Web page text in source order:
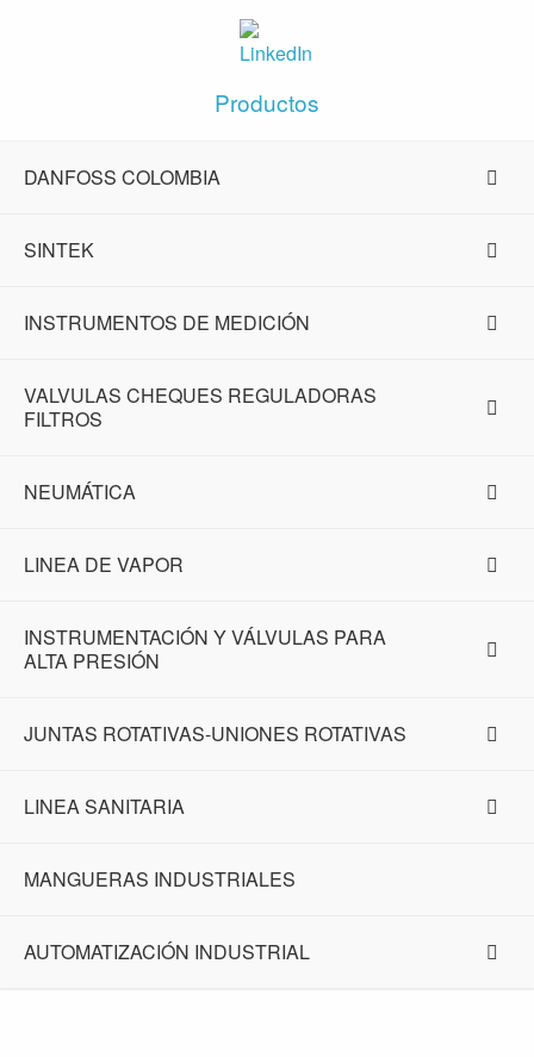
Productos
DANFOSS COLOMBIA
SINTEK
INSTRUMENTOS DE MEDICIÓN
VALVULAS CHEQUES REGULADORAS
FILTROS
NEUMÁTICA
LINEA DE VAPOR
INSTRUMENTACIÓN Y VÁLVULAS PARA
ALTA PRESIÓN
JUNTAS ROTATIVAS-UNIONES ROTATIVAS
LINEA SANITARIA
MANGUERAS INDUSTRIALES
AUTOMATIZACIÓN INDUSTRIAL